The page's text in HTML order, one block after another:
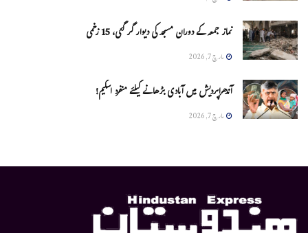
نماز جمعہ کے دوران مسجد کی دیوار گر گئی، 15 زخمی
مارچ 7, 2026
آندھراپردیش میں آبادی بڑھانے کیلئے منفرد اسکیم!
مارچ 7, 2026